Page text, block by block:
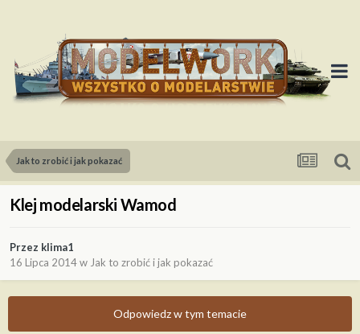
Jak to zrobić i jak pokazać
Klej modelarski Wamod
Przez klima1
16 Lipca 2014w Jak to zrobić i jak pokazać
Odpowiedz w tym temacie